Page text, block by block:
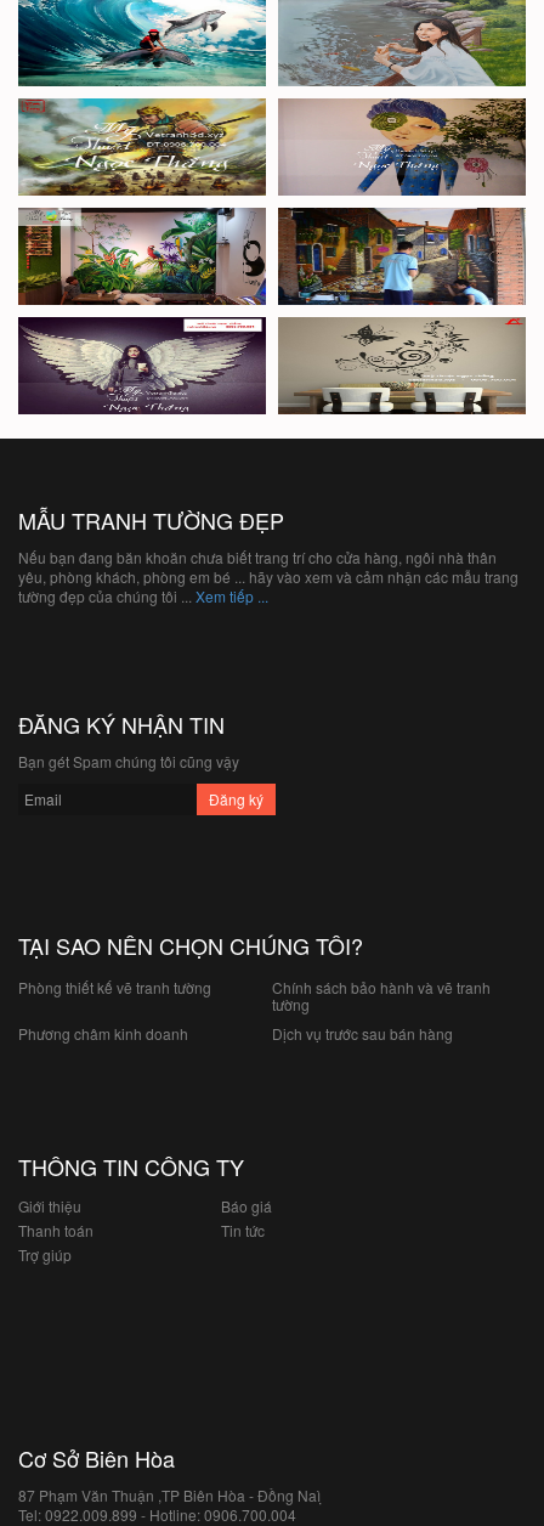
MẪU TRANH TƯỜNG ĐẸP
Nếu bạn đang băn khoăn chưa biết trang trí cho cửa hàng, ngôi nhà thân
yêu, phòng khách, phòng em bé ... hãy vào xem và cảm nhận các mẫu trang
tường đẹp của chúng tôi ... Xem tiếp ...
ĐĂNG KÝ NHẬN TIN
Bạn gét Spam chúng tôi cũng vậy
TẠI SAO NÊN CHỌN CHÚNG TÔI?
Phòng thiết kế vẽ tranh tường
Chính sách bảo hành và vẽ tranh
tường
Phương châm kinh doanh
Dịch vụ trước sau bán hàng
THÔNG TIN CÔNG TY
Giới thiệu
Báo giá
Thanh toán
Tin tức
Trợ giúp
Cơ Sở Biên Hòa
87 Phạm Văn Thuận ,TP Biên Hòa - Đồng Naì ̣
Tel: 0922.009.899 - Hotline: 0906.700.004